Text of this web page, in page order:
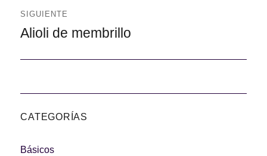
SIGUIENTE
Siguiente
Alioli de membrillo
CATEGORÍAS
Básicos